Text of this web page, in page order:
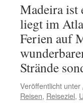
Madeira ist
liegt im
Ferien auf
Strände
Veröffentlicht unter
Reisen, Reiseziel,